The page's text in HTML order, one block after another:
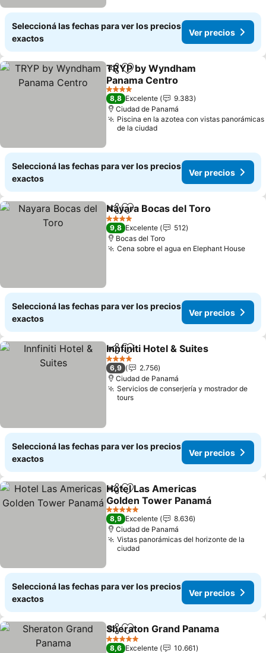
Seleccioná las fechas para ver los precios
exactos
Ver precios
CompartirAñadir a favoritos
TRYP by Wyndham
Panama Centro
4 Estrellas
8,8 Excelente
9.383
Ciudad de Panamá
Piscina en la azotea con vistas panorámicas
de la ciudad
Seleccioná las fechas para ver los precios
exactos
Ver precios
CompartirAñadir a favoritos
Nayara Bocas del Toro
4 Estrellas
9,8 Excelente
512
Bocas del Toro
Cena sobre el agua en Elephant House
Seleccioná las fechas para ver los precios
exactos
Ver precios
CompartirAñadir a favoritos
Innfiniti Hotel & Suites
4 Estrellas
6,9
2.756
Ciudad de Panamá
Servicios de conserjería y mostrador de
tours
Seleccioná las fechas para ver los precios
exactos
Ver precios
CompartirAñadir a favoritos
Hotel Las Americas
Golden Tower Panamá
5 Estrellas
8,9 Excelente
8.636
Ciudad de Panamá
Vistas panorámicas del horizonte de la
ciudad
Seleccioná las fechas para ver los precios
exactos
Ver precios
CompartirAñadir a favoritos
Sheraton Grand Panama
5 Estrellas
8,6 Excelente
10.661